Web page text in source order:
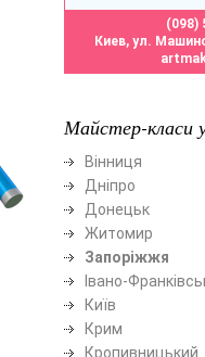
(098)
Киев, ул.
Майстер-класи
Вінниця
Дніпро
Донецьк
Житомир
Запоріжжя
Івано-
Київ
Крим
Кропивницький